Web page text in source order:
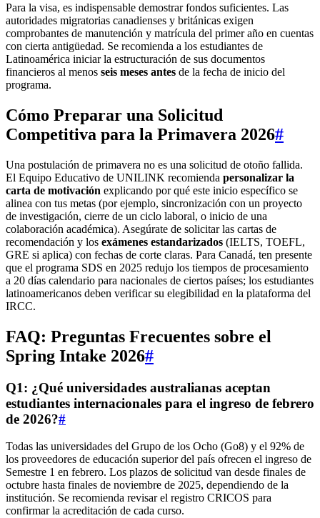
Para la visa, es indispensable demostrar fondos suficientes. Las
autoridades migratorias canadienses y británicas exigen
comprobantes de manutención y matrícula del primer año en cuentas
con cierta antigüedad. Se recomienda a los estudiantes de
Latinoamérica iniciar la estructuración de sus documentos
financieros al menos seis meses antes de la fecha de inicio del
programa.
Cómo Preparar una Solicitud
Competitiva para la Primavera 2026#
Una postulación de primavera no es una solicitud de otoño fallida.
El Equipo Educativo de UNILINK recomienda personalizar la
carta de motivación explicando por qué este inicio específico se
alinea con tus metas (por ejemplo, sincronización con un proyecto
de investigación, cierre de un ciclo laboral, o inicio de una
colaboración académica). Asegúrate de solicitar las cartas de
recomendación y los exámenes estandarizados (IELTS, TOEFL,
GRE si aplica) con fechas de corte claras. Para Canadá, ten presente
que el programa SDS en 2025 redujo los tiempos de procesamiento
a 20 días calendario para nacionales de ciertos países; los estudiantes
latinoamericanos deben verificar su elegibilidad en la plataforma del
IRCC.
FAQ: Preguntas Frecuentes sobre el
Spring Intake 2026#
Q1: ¿Qué universidades australianas aceptan
estudiantes internacionales para el ingreso de febrero
de 2026?#
Todas las universidades del Grupo de los Ocho (Go8) y el 92% de
los proveedores de educación superior del país ofrecen el ingreso de
Semestre 1 en febrero. Los plazos de solicitud van desde finales de
octubre hasta finales de noviembre de 2025, dependiendo de la
institución. Se recomienda revisar el registro CRICOS para
confirmar la acreditación de cada curso.